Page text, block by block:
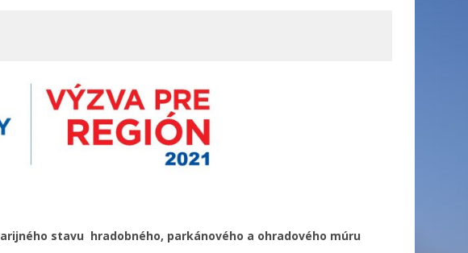
stavu hradobného, parkánového a ohradového múru